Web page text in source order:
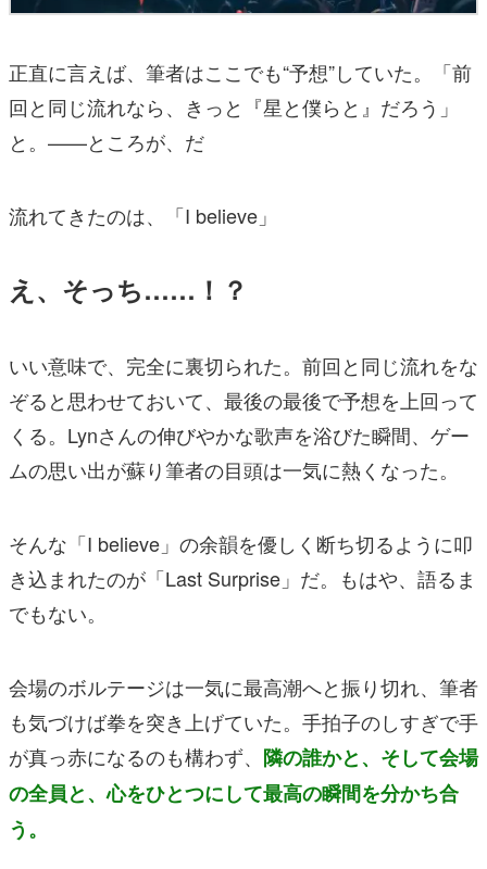
正直に言えば、筆者はここでも“予想”していた。「前
回と同じ流れなら、きっと『星と僕らと』だろう」
と。——ところが、だ
流れてきたのは、「I believe」
え、そっち……！？
いい意味で、完全に裏切られた。前回と同じ流れをな
ぞると思わせておいて、最後の最後で予想を上回って
くる。Lynさんの伸びやかな歌声を浴びた瞬間、ゲー
ムの思い出が蘇り筆者の目頭は一気に熱くなった。
そんな「I believe」の余韻を優しく断ち切るように叩
き込まれたのが「Last Surprise」だ。もはや、語るま
でもない。
会場のボルテージは一気に最高潮へと振り切れ、筆者
も気づけば拳を突き上げていた。手拍子のしすぎで手
が真っ赤になるのも構わず、 隣の誰かと、そして会場
の全員と、心をひとつにして最高の瞬間を分かち合
う。